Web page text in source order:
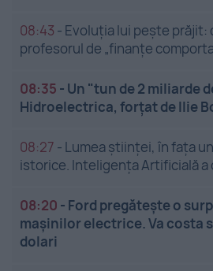
08:43 - Evoluția lui pește prăjit:
profesorul de „finanțe
08:35 - Un "tun de 2 miliarde
Hidroelectrica, forțat de Ilie
08:27 - Lumea științei, în fața
istorice. Inteligența Artificială a
08:20 - Ford pregătește o
mașinilor electrice. Va costa
dolari